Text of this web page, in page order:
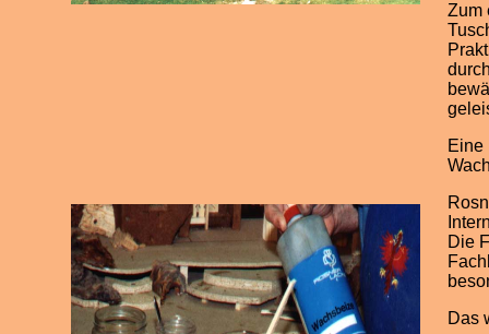
Zum
Eine
Die
Das